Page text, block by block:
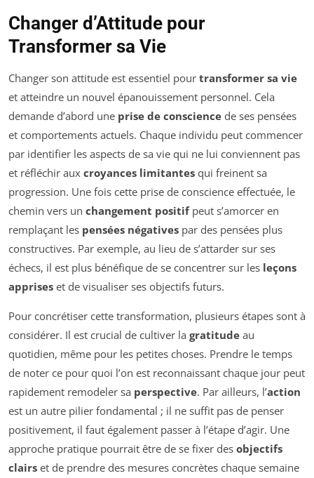
Changer d’Attitude pour
Transformer sa Vie
Changer son attitude est essentiel pour transformer sa vie
et atteindre un nouvel épanouissement personnel. Cela
demande d’abord une prise de conscience de ses pensées
et comportements actuels. Chaque individu peut commencer
par identifier les aspects de sa vie qui ne lui conviennent pas
et réfléchir aux croyances limitantes qui freinent sa
progression. Une fois cette prise de conscience effectuée, le
chemin vers un changement positifpeut s’amorcer en
remplaçant les pensées négatives par des pensées plus
constructives. Par exemple, au lieu de s’attarder sur ses
échecs, il est plus bénéfique de se concentrer sur les leçons
apprises et de visualiser ses objectifs futurs.
Pour concrétiser cette transformation, plusieurs étapes sont à
considérer. Il est crucial de cultiver la gratitude au
quotidien, même pour les petites choses. Prendre le temps
de noter ce pour quoi l’on est reconnaissant chaque jour peut
rapidement remodeler sa perspective. Par ailleurs, l’action
est un autre pilier fondamental ; il ne suffit pas de penser
positivement, il faut également passer à l’étape d’agir. Une
approche pratique pourrait être de se fixer des objectifs
clairs et de prendre des mesures concrètes chaque semaine